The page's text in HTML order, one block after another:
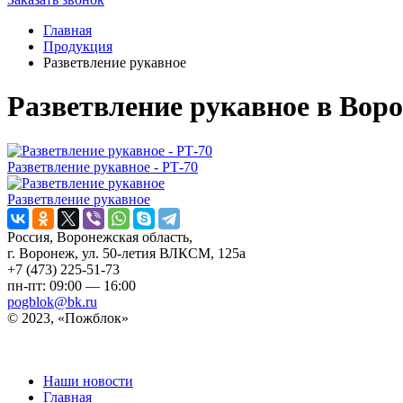
Главная
Продукция
Разветвление рукавное
Разветвление рукавное в
Разветвление рукавное - РТ-70
Разветвление рукавное
Россия, Воронежская область,
г. Воронеж, ул. 50-летия ВЛКСМ, 125а
+7 (473) 225-51-73
пн-пт: 09:00 — 16:00
pogblok@bk.ru
© 2023, «Пожблок»
Наши новости
Главная